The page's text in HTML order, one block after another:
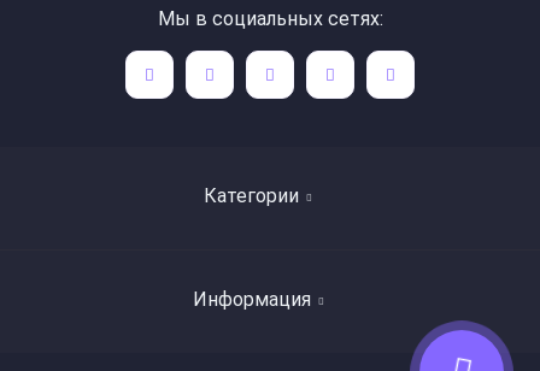
Категории
Информация
Мы в социальных сетях: